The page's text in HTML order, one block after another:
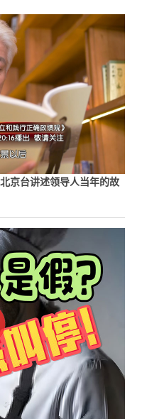
京台讲述领导人当年的故